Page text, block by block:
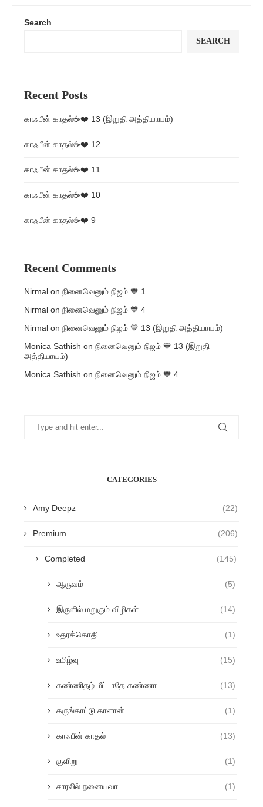
Search
SEARCH
Recent Posts
காஃபீன் காதல்☕❤️ 13 (இறுதி அத்தியாயம்)
காஃபீன் காதல்☕❤️ 12
காஃபீன் காதல்☕❤️ 11
காஃபீன் காதல்☕❤️ 10
காஃபீன் காதல்☕❤️ 9
Recent Comments
Nirmal on நினைவெனும் நிஜம் 💙 1
Nirmal on நினைவெனும் நிஜம் 💙 4
Nirmal on நினைவெனும் நிஜம் 💙 13 (இறுதி அத்தியாயம்)
Monica Sathish on நினைவெனும் நிஜம் 💙 13 (இறுதி
அத்தியாயம்)
Monica Sathish on நினைவெனும் நிஜம் 💙 4
CATEGORIES
Amy Deepz (22)
Premium (206)
Completed (145)
ஆருவம் (5)
இருளில் மறுகும் விழிகள் (14)
உதரக்கொதி (1)
உமிழ்வு (15)
கண்ணிதழ் மீட்டாதே கண்ணா (13)
கருங்காட்டு காளான் (1)
காஃபீன் காதல் (13)
குளிறு (1)
சாரலில் நனையவா (1)